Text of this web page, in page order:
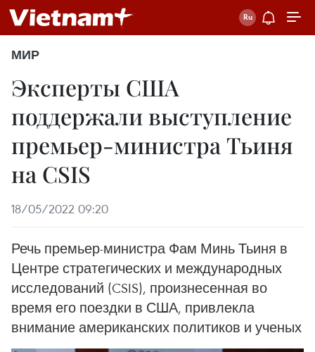
МИР
Эксперты США
поддержали выступление
премьер-министра Тьиня
на CSIS
18/05/2022 09:20
Речь премьер-министра Фам Минь Тьиня в
Центре стратегических и международных
исследований (CSIS), произнесенная во
время его поездки в США, привлекла
внимание американских политиков и ученых